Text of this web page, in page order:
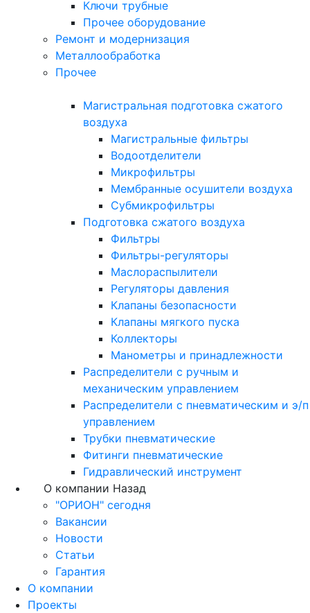
Ключи трубные
Прочее оборудование
Ремонт и модернизация
Металлообработка
Прочее
Магистральная подготовка сжатого
воздуха
Магистральные фильтры
Водоотделители
Микрофильтры
Мембранные осушители воздуха
Субмикрофильтры
Подготовка сжатого воздуха
Фильтры
Фильтры-регуляторы
Маслораспылители
Регуляторы давления
Клапаны безопасности
Клапаны мягкого пуска
Коллекторы
Манометры и принадлежности
Распределители с ручным и
механическим управлением
Распределители с пневматическим и э/п
управлением
Трубки пневматические
Фитинги пневматические
Гидравлический инструмент
О компании Назад
"ОРИОН" сегодня
Вакансии
Новости
Статьи
Гарантия
О компании
Проекты